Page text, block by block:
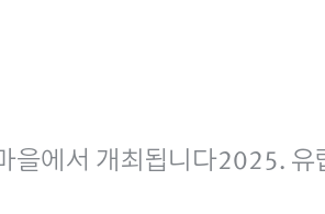
에서 개최됩니다2025. 유